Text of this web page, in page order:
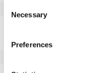
Selection
Necessary
Preferences
Nicht markierende
Radbreite (mm)